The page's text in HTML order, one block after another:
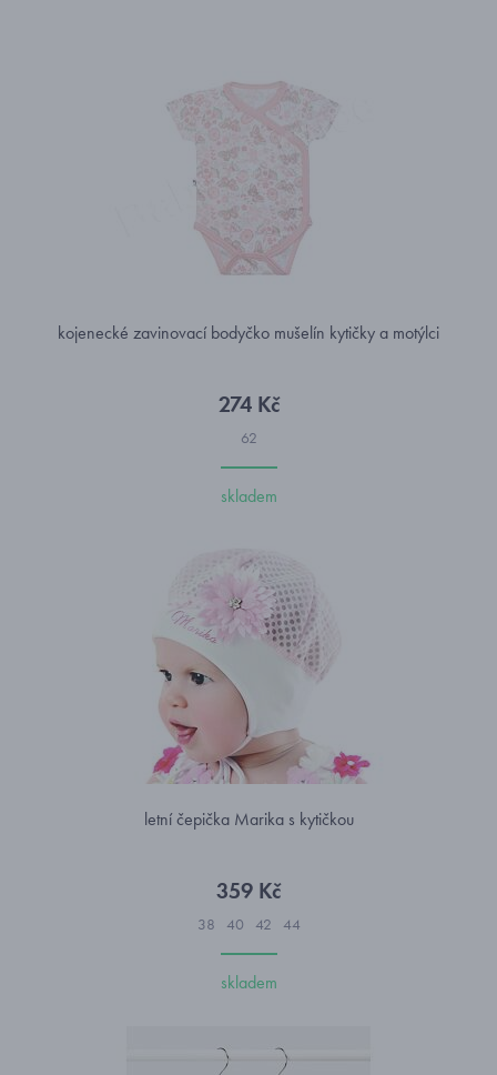
kojenecké zavinovací bodyčko mušelín kytičky a motýlci
274 Kč
62
skladem
letní čepička Marika s kytičkou
359 Kč
38 40 42 44
skladem